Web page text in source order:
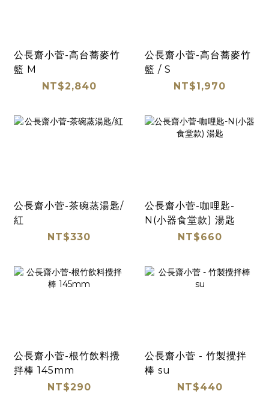
公長齋小菅-高台蕎麥竹
籃 M
NT$2,840
公長齋小菅-高台蕎麥竹
籃 / S
NT$1,970
公長齋小菅-茶碗蒸湯匙/
紅
NT$330
公長齋小菅-咖哩匙-
N(小器食堂款) 湯匙
NT$660
公長齋小菅-根竹飲料攪
拌棒 145mm
NT$290
公長齋小菅 - 竹製攪拌
棒 su
NT$440